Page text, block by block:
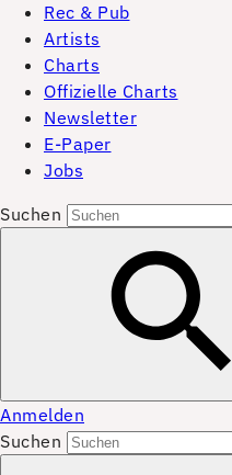
Rec & Pub
Artists
Charts
Offizielle Charts
Newsletter
E-Paper
Jobs
Suchen
Anmelden
Suchen